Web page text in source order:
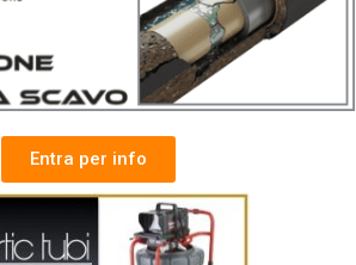
Entra per info